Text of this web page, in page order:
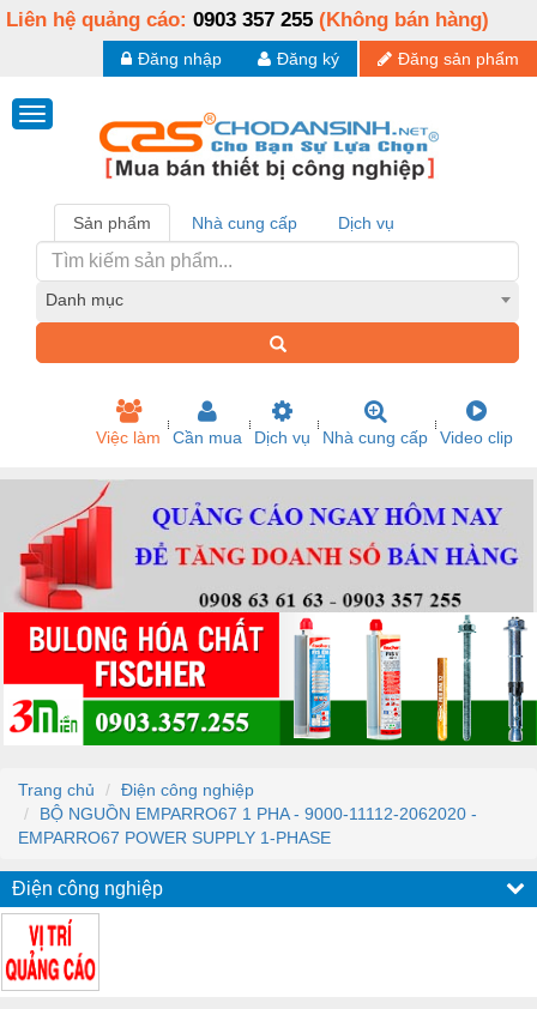
Liên hệ quảng cáo: 0903 357 255 (Không bán hàng)
Đăng sản phẩm
Đăng ký
Đăng nhập
Sản phẩm Nhà cung cấp Dịch vụ
Danh mục
Việc làm Cần mua Dịch vụ Nhà cung cấp Video clip
Trang chủ
Điện công nghiệp
BỘ NGUỒN EMPARRO67 1 PHA - 9000-11112-2062020 -
EMPARRO67 POWER SUPPLY 1-PHASE
Điện công nghiệp